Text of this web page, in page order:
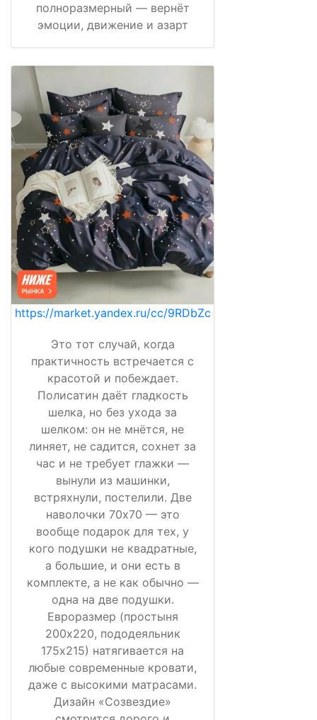
полноразмерный — вернёт
эмоции, движение и азарт
https://market.yandex.ru/cc/9RDbZc
Это тот случай, когда
практичность встречается с
красотой и побеждает.
Полисатин даёт гладкость
шелка, но без ухода за
шелком: он не мнётся, не
линяет, не садится, сохнет за
час и не требует глажки —
вынули из машинки,
встряхнули, постелили. Две
наволочки 70х70 — это
вообще подарок для тех, у
кого подушки не квадратные,
а большие, и они есть в
комплекте, а не как обычно —
одна на две подушки.
Евроразмер (простыня
200х220, пододеяльник
175х215) натягивается на
любые современные кровати,
даже с высокими матрасами.
Дизайн «Созвездие»